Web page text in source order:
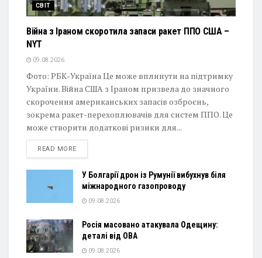
СВІТ
Війна з Іраном скоротила запаси ракет ППО США –
NYT
09.08.2026
Фото: РБК-Україна Це може вплинути на підтримку
України. Війна США з Іраном призвела до значного
скорочення американських запасів озброєнь,
зокрема ракет-перехоплювачів для систем ППО. Це
може створити додаткові ризики для...
READ MOREDETAILS
У Болгарії дрон із Румунії вибухнув біля
міжнародного газопроводу
09.08.2026
Росія масовано атакувала Одещину:
деталі від ОВА
09.08.2026